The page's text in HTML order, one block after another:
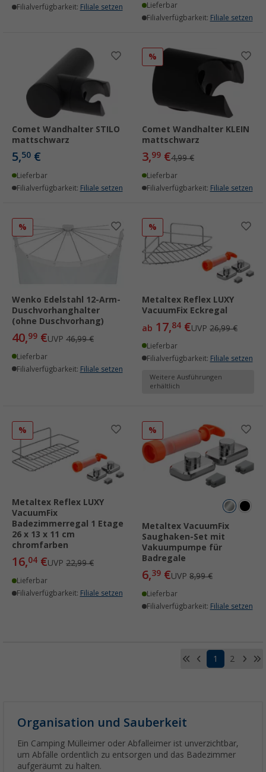
Filialverfügbarkeit: Filiale setzen
Lieferbar
Filialverfügbarkeit: Filiale setzen
Comet Wandhalter STILO
mattschwarz
5,50 €
Lieferbar
Filialverfügbarkeit: Filiale setzen
%
Comet Wandhalter KLEIN
mattschwarz
3,99 €4,99 €
Lieferbar
Filialverfügbarkeit: Filiale setzen
%
Wenko Edelstahl 12-Arm-
Duschvorhanghalter
(ohne Duschvorhang)
40,99 €UVP 46,99 €
Lieferbar
Filialverfügbarkeit: Filiale setzen
%
Metaltex Reflex LUXY
VacuumFix Eckregal
ab 17,84 €UVP 26,99 €
Lieferbar
Filialverfügbarkeit: Filiale setzen
Weitere Ausführungen
erhältlich
%
Metaltex Reflex LUXY
VacuumFix
Badezimmerregal 1 Etage
26 x 13 x 11 cm
chromfarben
16,04 €UVP 22,99 €
Lieferbar
Filialverfügbarkeit: Filiale setzen
%
Metaltex VacuumFix
Saughaken-Set mit
Vakuumpumpe für
Badregale
6,39 €UVP 8,99 €
Lieferbar
Filialverfügbarkeit: Filiale setzen
1 2
Organisation und Sauberkeit
Ein Camping Mülleimer oder Abfalleimer ist unverzichtbar,
um Abfälle ordentlich zu entsorgen und das Badezimmer
aufgeräumt zu halten.